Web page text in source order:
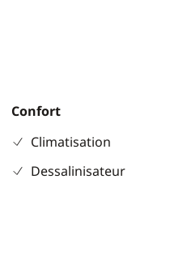
Confort
Climatisation
Dessalinisateur